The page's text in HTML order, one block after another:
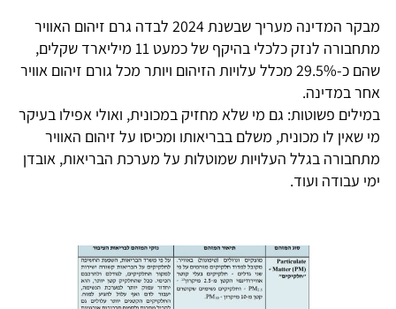
מבקר המדינה מעריך שבשנת 2024 לבדה גרם זיהום האוויר
מתחבורה לנזק כלכלי בהיקף של כמעט 11 מיליארד שקלים,
שהם כ-29.5% מכלל עלויות הזיהום ויותר מכל גורם זיהום אוויר
אחר במדינה.
במילים פשוטות: גם מי שלא מחזיק במכונית, ואולי אפילו בעיקר
מי שאין לו מכונית, משלם בבריאותו ומכיסו על זיהום האוויר
מתחבורה בגלל העלויות שמוטלות על מערכת הבריאות, אובדן
ימי עבודה ועוד.